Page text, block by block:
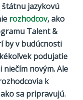
jazykovú
rozhodcov, ako
Talent &
by v budúcnosti
podujatie
novým. Ale
k
sa pripravujú.